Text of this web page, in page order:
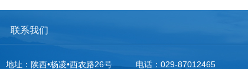
联系我们
地址：陕西•杨凌•西农路26号 电话：029-87012465